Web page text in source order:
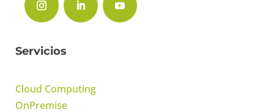
Servicios
Cloud Computing
OnPremise